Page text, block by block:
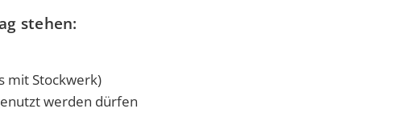
stehen:
mit Stockwerk)
werden dürfen